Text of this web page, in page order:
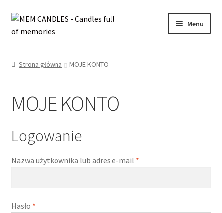
Przejdź
do
Przejdź
do
Menu
WYPRZEDAŻ
OFERTA ŚLUBNA
Strona główna MOJE KONTO
MOJE KONTO
Logowanie
Nazwa użytkownika lub adres e-mail *Wymagane
Hasło *Wymagane